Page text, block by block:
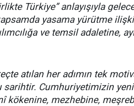
Türkiye” anlayışıyla
yasama yürütme
ve temsil
atılan her adımın tek
Cumhuriyetimizin
kökenine, mezhebine,